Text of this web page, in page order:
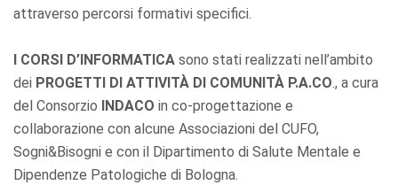
attraverso percorsi formativi specifici.
I CORSI D’INFORMATICA sono stati realizzati nell’ambito
dei PROGETTI DI ATTIVITÀ DI COMUNITÀ P.A.CO., a cura
del Consorzio INDACO in co-progettazione e
collaborazione con alcune Associazioni del CUFO,
Sogni&Bisogni e con il Dipartimento di Salute Mentale e
Dipendenze Patologiche di Bologna.